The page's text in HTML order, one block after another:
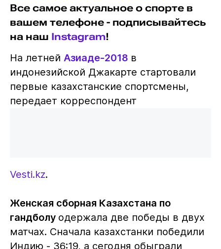
Все самое актуальное о спорте в
вашем телефоне - подписывайтесь
на наш Instagram!
На летней Азиаде-2018 в
индонезийской Джакарте стартовали
первые казахстанские спортсмены,
передает корреспондент
Vesti.kz.
Женская сборная Казахстана по
гандболу одержала две победы в двух
матчах. Сначала казахстанки победили
Индию - 36:19, а сегодня обыграли